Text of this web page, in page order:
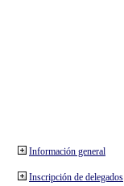
Información general
Inscripción de delegados